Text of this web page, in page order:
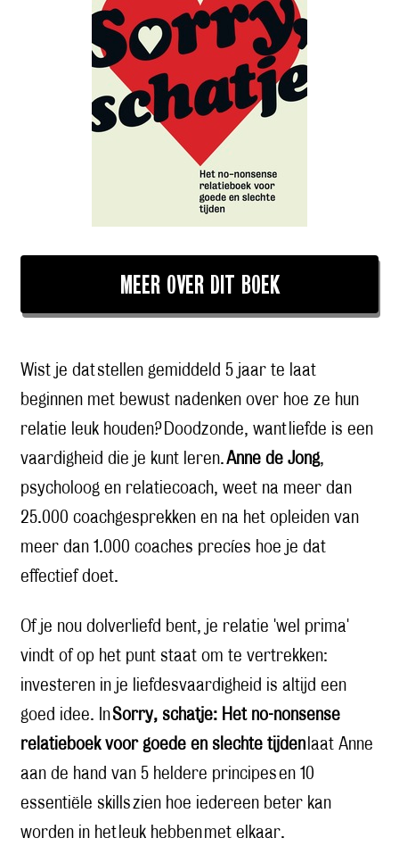
MEER OVER DIT BOEK
Wist je datstellen gemiddeld 5 jaar te laat
beginnen met bewust nadenken over hoe ze hun
relatie leuk houden? Doodzonde, want liefde is een
vaardigheid die je kunt leren.Anne de Jong,
psycholoog en relatiecoach, weet na meer dan
25.000 coachgesprekken en na het opleiden van
meer dan 1.000 coaches precíes hoe je dat
effectief doet.
Of je nou dolverliefd bent, je relatie 'wel prima'
vindt of op het punt staat om te vertrekken:
investeren in je liefdesvaardigheid is altijd een
goed idee. InSorry, schatje: Het no-nonsense
relatieboek voor goede en slechte tijden laat Anne
aan de hand van 5 heldere principes en 10
essentiële skills zien hoe iedereen beter kan
worden in het leuk hebben met elkaar.